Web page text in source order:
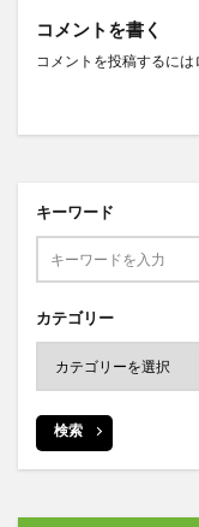
コメントを書く
コメントを投稿するには
キーワード
カテゴリー
検索